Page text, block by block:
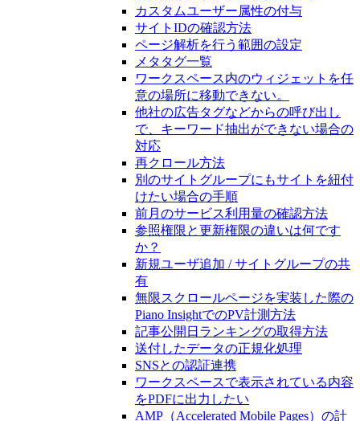
カスタムユーザー属性の付与
サイトIDの確認方法
ページ解析を行う範囲の設定
メタタグ一覧
ワークスペース内のウィジェットを任
意の場所に移動できない。
他社の広告タグなどからの呼び出し
で、キーワード抽出ができない場合の
対応
再クロール方法
別のサイトグループにもサイトを紐付
けたい場合の手順
前月のサービス利用量の確認方法
参照権限と更新権限の違いは何です
か？
新規ユーザ追加 / サイトグループの共
有
無限スクロールページを実装した際の
Piano InsightでのPV計測方法
記事公開日ランキングの取得方法
送付したデータの正規化処理
SNSとの認証連携
ワークスペースで表示されている内容
をPDFに出力したい
AMP（Accelerated Mobile Pages）の計